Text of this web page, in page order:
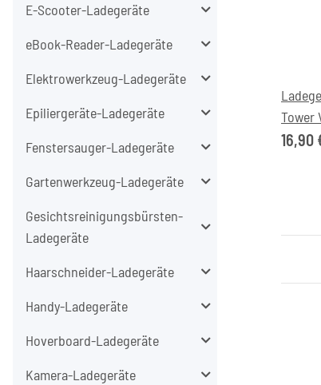
Tower
16,90
E-Scooter-Ladegeräte
eBook-Reader-Ladegeräte
Elektrowerkzeug-Ladegeräte
Epiliergeräte-Ladegeräte
Fenstersauger-Ladegeräte
Gartenwerkzeug-Ladegeräte
Gesichtsreinigungsbürsten-
Ladegeräte
Haarschneider-Ladegeräte
Handy-Ladegeräte
Hoverboard-Ladegeräte
Kamera-Ladegeräte